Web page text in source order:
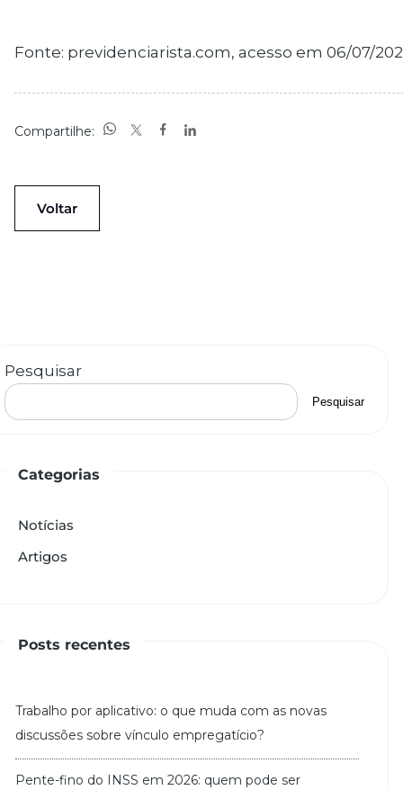
Fonte: previdenciarista.com, acesso em 06/07/
Compartilhe:
Voltar
Pesquisar
Pesquisar
Categorias
Notícias
Artigos
Posts recentes
Trabalho por aplicativo: o que muda com as novas
discussões sobre vínculo empregatício?
Pente-fino do INSS em 2026: quem pode ser